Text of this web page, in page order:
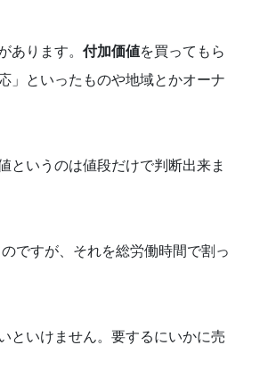
あります。 付加価値を買ってもら
」といったものや地域とかオーナ
いうのは値段だけで判断出来ま
ですが、それを総労働時間で割っ
といけません。要するにいかに売